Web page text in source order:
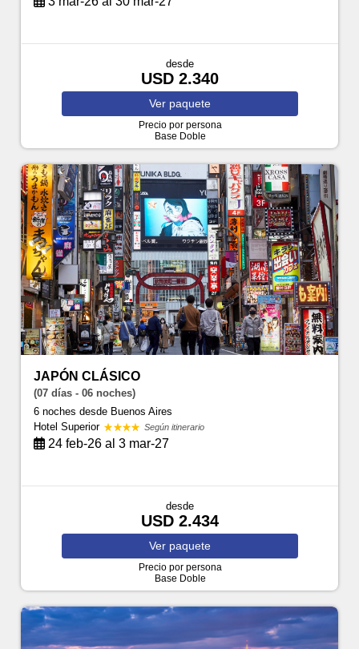
desde
USD 2.340
Ver paquete
Precio por persona
Base Doble
JAPÓN CLÁSICO
(07 días - 06 noches)
6 nochesdesde Buenos Aires
Hotel Superior
Según itinerario
24 feb-26 al 3 mar-27
desde
USD 2.434
Ver paquete
Precio por persona
Base Doble